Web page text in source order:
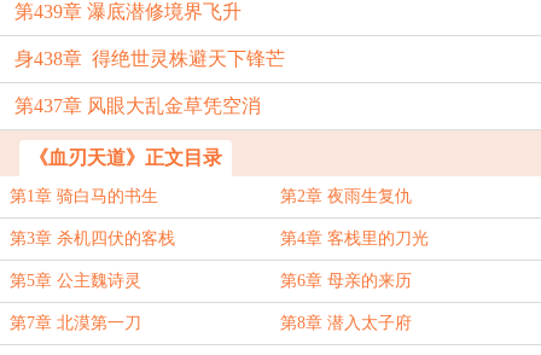
第439章 瀑底潜修境界飞升
身438章 得绝世灵株避天下锋芒
第437章 风眼大乱金草凭空消
《血刃天道》正文目录
第1章 骑白马的书生 第2章 夜雨生复仇
第3章 杀机四伏的客栈 第4章 客栈里的刀光
第5章 公主魏诗灵 第6章 母亲的来历
第7章 北漠第一刀 第8章 潜入太子府